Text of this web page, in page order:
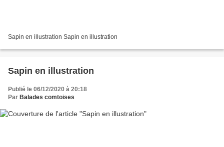
Sapin en illustration Sapin en illustration
Sapin en illustration
Publié le 06/12/2020 à 20:18
Par Balades comtoises